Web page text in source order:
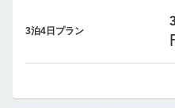
3泊4日プラン